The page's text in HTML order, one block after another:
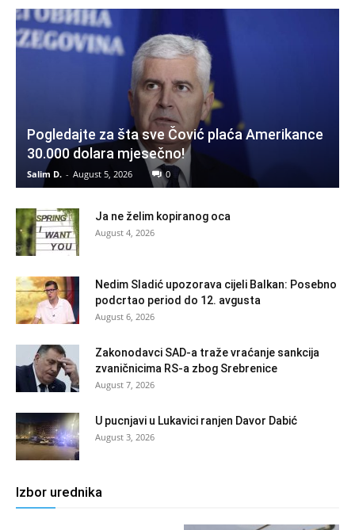
Pogledajte za šta sve Čović plaća Amerikance
30.000 dolara mjesečno!
Salim D. - August 5, 2026 0
Ja ne želim kopiranog oca
August 4, 2026
Nedim Sladić upozorava cijeli Balkan: Posebno
podcrtao period do 12. avgusta
August 6, 2026
Zakonodavci SAD-a traže vraćanje sankcija
zvaničnicima RS-a zbog Srebrenice
August 7, 2026
U pucnjavi u Lukavici ranjen Davor Dabić
August 3, 2026
Izbor urednika